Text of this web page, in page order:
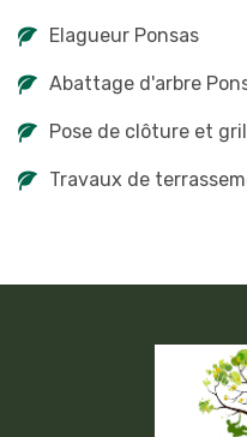
Elagueur Ponsas
Abattage d'arbre
Pose de clôture et
Travaux de